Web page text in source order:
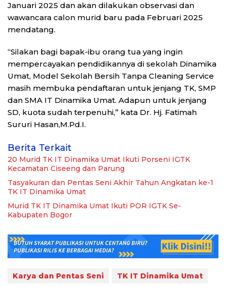
Januari 2025 dan akan dilakukan observasi dan
wawancara calon murid baru pada Februari 2025
mendatang.
“Silakan bagi bapak-ibu orang tua yang ingin
mempercayakan pendidikannya di sekolah Dinamika
Umat, Model Sekolah Bersih Tanpa Cleaning Service
masih membuka pendaftaran untuk jenjang TK, SMP
dan SMA IT Dinamika Umat. Adapun untuk jenjang
SD, kuota sudah terpenuhi,” kata Dr. Hj. Fatimah
Sururi Hasan,M.Pd.I.
Berita Terkait
20 Murid TK IT Dinamika Umat Ikuti Porseni IGTK
Kecamatan Ciseeng dan Parung
Tasyakuran dan Pentas Seni Akhir Tahun Angkatan ke-1
TK IT Dinamika Umat
Murid TK IT Dinamika Umat Ikuti POR IGTK Se-
Kabupaten Bogor
Karya dan Pentas Seni TK IT Dinamika Umat